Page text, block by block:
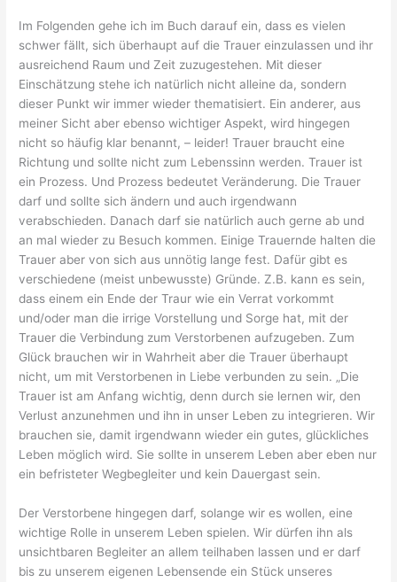
Im Folgenden gehe ich im Buch darauf ein, dass es vielen
schwer fällt, sich überhaupt auf die Trauer einzulassen und ihr
ausreichend Raum und Zeit zuzugestehen. Mit dieser
Einschätzung stehe ich natürlich nicht alleine da, sondern
dieser Punkt wir immer wieder thematisiert. Ein anderer, aus
meiner Sicht aber ebenso wichtiger Aspekt, wird hingegen
nicht so häufig klar benannt, – leider! Trauer braucht eine
Richtung und sollte nicht zum Lebenssinn werden. Trauer ist
ein Prozess. Und Prozess bedeutet Veränderung. Die Trauer
darf und sollte sich ändern und auch irgendwann
verabschieden. Danach darf sie natürlich auch gerne ab und
an mal wieder zu Besuch kommen. Einige Trauernde halten die
Trauer aber von sich aus unnötig lange fest. Dafür gibt es
verschiedene (meist unbewusste) Gründe. Z.B. kann es sein,
dass einem ein Ende der Traur wie ein Verrat vorkommt
und/oder man die irrige Vorstellung und Sorge hat, mit der
Trauer die Verbindung zum Verstorbenen aufzugeben. Zum
Glück brauchen wir in Wahrheit aber die Trauer überhaupt
nicht, um mit Verstorbenen in Liebe verbunden zu sein. „Die
Trauer ist am Anfang wichtig, denn durch sie lernen wir, den
Verlust anzunehmen und ihn in unser Leben zu integrieren. Wir
brauchen sie, damit irgendwann wieder ein gutes, glückliches
Leben möglich wird. Sie sollte in unserem Leben aber eben nur
ein befristeter Wegbegleiter und kein Dauergast sein.
Der Verstorbene hingegen darf, solange wir es wollen, eine
wichtige Rolle in unserem Leben spielen. Wir dürfen ihn als
unsichtbaren Begleiter an allem teilhaben lassen und er darf
bis zu unserem eigenen Lebensende ein Stück unseres